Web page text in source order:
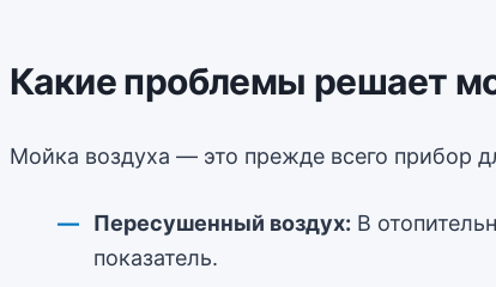
Какие проблемы решает
Мойка воздуха — это прежде всего прибор
Пересушенный воздух: В
показатель.